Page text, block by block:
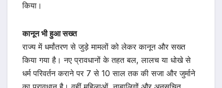
किया।
कानून भी हुआ सख्त
राज्य में धर्मांतरण से जुड़े मामलों को लेकर कानून और सख्त
किया गया है। नए प्रावधानों के तहत बल, लालच या धोखे से
धर्म परिवर्तन कराने पर 7 से 10 साल तक की सजा और जुर्माने